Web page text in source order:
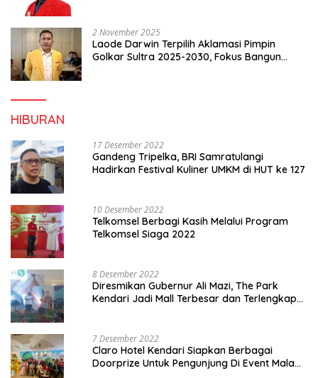
2 November 2025
Laode Darwin Terpilih Aklamasi Pimpin
Golkar Sultra 2025-2030, Fokus Bangun
HIBURAN
17 Desember 2022
Gandeng Tripelka, BRI Samratulangi
Hadirkan Festival Kuliner UMKM di HUT ke 127
10 Desember 2022
Telkomsel Berbagi Kasih Melalui Program
Telkomsel Siaga 2022
8 Desember 2022
Diresmikan Gubernur Ali Mazi, The Park
Kendari Jadi Mall Terbesar dan Terlengkap
7 Desember 2022
Claro Hotel Kendari Siapkan Berbagai
Doorprize Untuk Pengunjung Di Event Malam